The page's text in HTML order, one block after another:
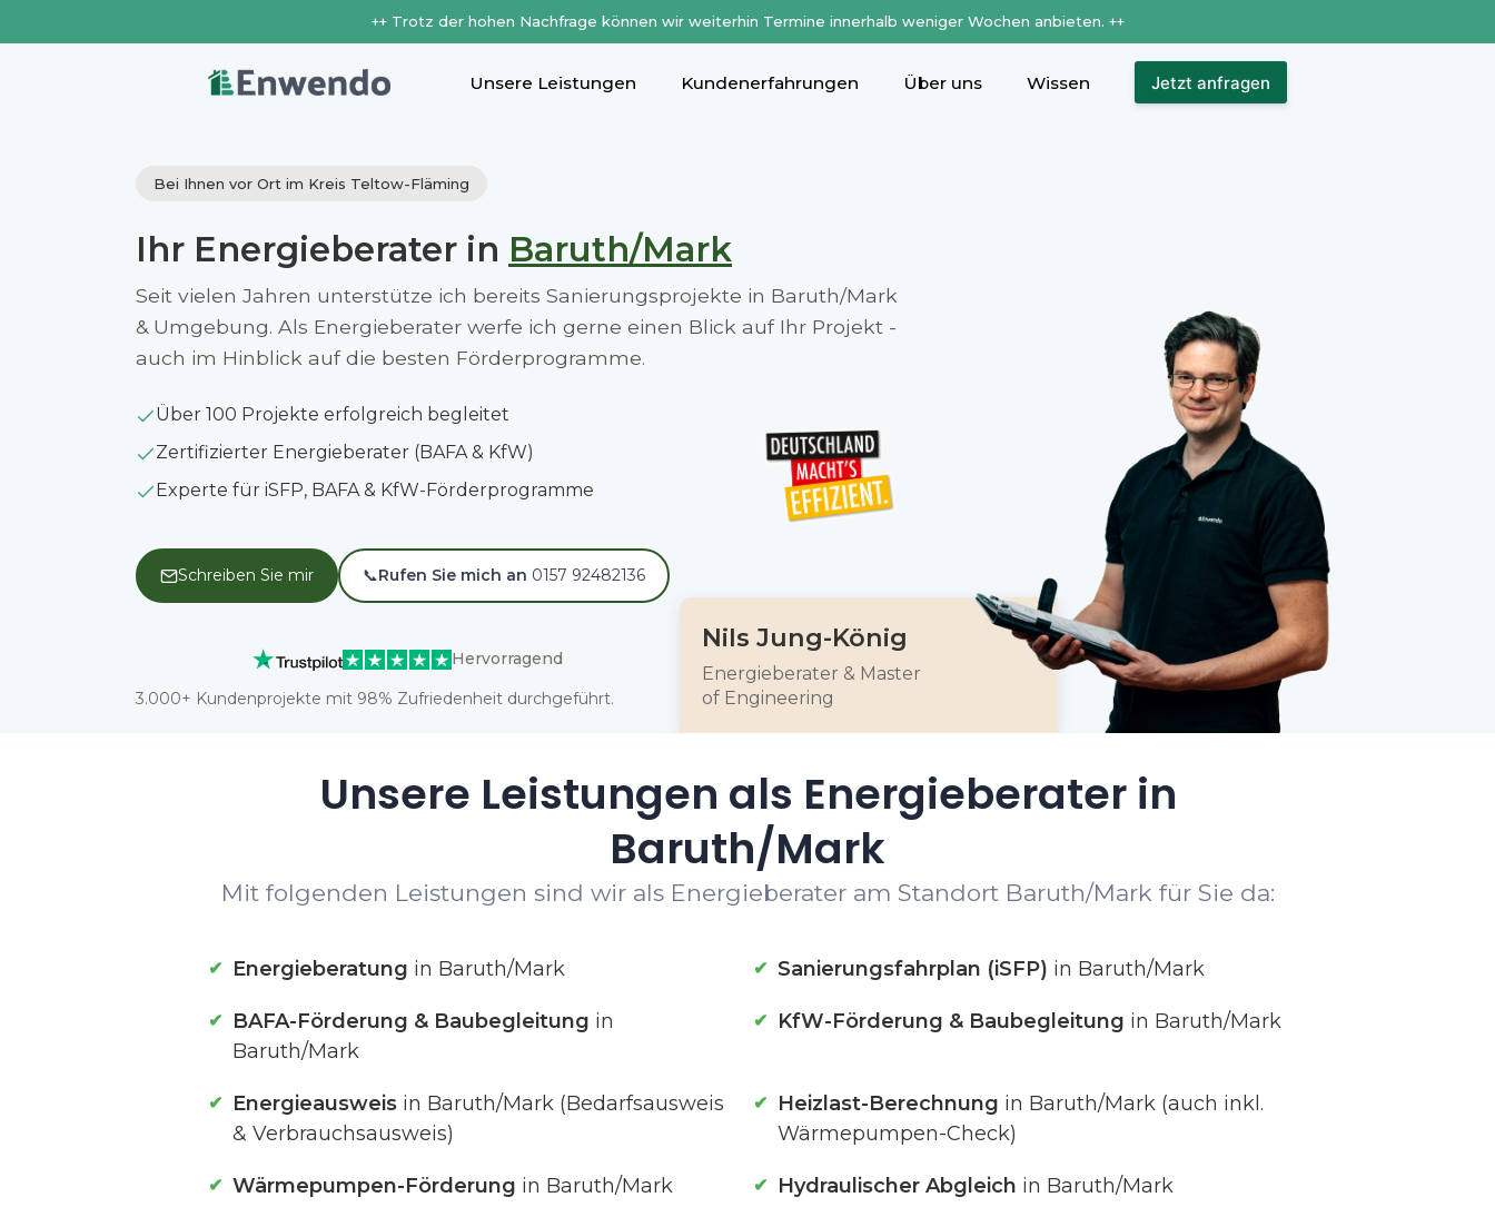
++ Trotz der hohen Nachfrage können wir weiterhin Termine innerhalb weniger Wochen anbieten. ++
Unsere Leistungen Kundenerfahrungen Über uns Wissen Jetzt anfragen
Bei Ihnen vor Ort im Kreis Teltow-Fläming
Ihr Energieberater in Baruth/Mark
Seit vielen Jahren unterstütze ich bereits Sanierungsprojekte in Baruth/Mark
& Umgebung. Als Energieberater werfe ich gerne einen Blick auf Ihr Projekt -
auch im Hinblick auf die besten Förderprogramme.
Über 100 Projekte erfolgreich begleitet
Zertifizierter Energieberater (BAFA & KfW)
Experte für iSFP, BAFA & KfW-Förderprogramme
Schreiben Sie mir 📞Rufen Sie mich an 0157 92482136
Hervorragend
3.000+ Kundenprojekte mit 98% Zufriedenheit durchgeführt.
Nils Jung-König
Energieberater & Master
of Engineering
Unsere Leistungen als Energieberater in
Baruth/Mark
Mit folgenden Leistungen sind wir als Energieberater am Standort Baruth/Mark für Sie da:
Energieberatung in Baruth/Mark Sanierungsfahrplan (iSFP) in Baruth/Mark
BAFA-Förderung & Baubegleitung in
Baruth/Mark
KfW-Förderung & Baubegleitung in Baruth/Mark
Energieausweis in Baruth/Mark (Bedarfsausweis
& Verbrauchsausweis)
Heizlast-Berechnung in Baruth/Mark (auch inkl.
Wärmepumpen-Check)
Wärmepumpen-Förderung in Baruth/Mark Hydraulischer Abgleich in Baruth/Mark